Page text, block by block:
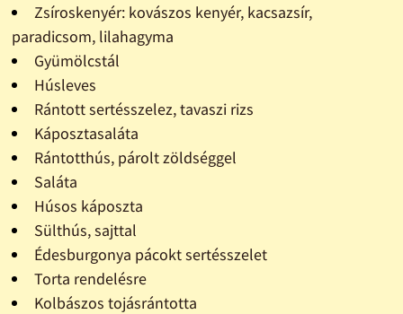
Zsíroskenyér: kovászos kenyér, kacsazsír,
paradicsom, lilahagyma
Gyümölcstál
Húsleves
Rántott sertésszelez, tavaszi rizs
Káposztasaláta
Rántotthús, párolt zöldséggel
Saláta
Húsos káposzta
Sülthús, sajttal
Édesburgonya pácokt sertésszelet
Torta rendelésre
Kolbászos tojásrántotta